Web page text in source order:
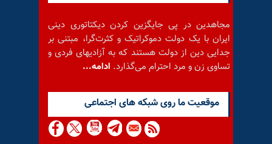
مجاهدین در پی جایگزین کردن دیکتاتوری دینی
ایران با یک دولت دموکراتیک و کثرت‌گرا، مبتنی بر
جدایی دین از دولت هستند که به آزادیهای فردی و
تساوی زن و مرد احترام می‌گذارد. ادامه...
موقعيت ما روى شبكه هاى اجتماعى